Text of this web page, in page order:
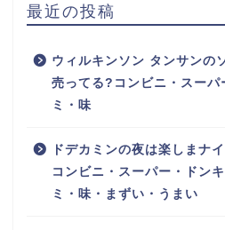
最近の投稿
ウィルキンソン タンサンの
売ってる?コンビニ・スーパ
ミ・味
ドデカミンの夜は楽しまナ
コンビニ・スーパー・ドン
ミ・味・まずい・うまい